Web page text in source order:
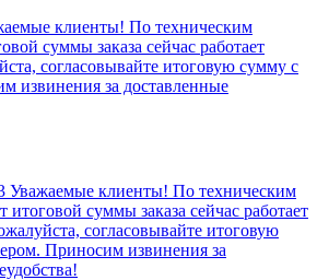
клиенты! По техническим
суммы заказа сейчас работает
согласовывайте итоговую сумму с
извинения за доставленные
Уважаемые клиенты! По техническим
итоговой суммы заказа сейчас работает
согласовывайте итоговую
Приносим извинения за